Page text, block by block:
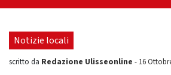
brutto che si doveva evitare»"
Notizie locali
scritto da Redazione Ulisseonline - 16